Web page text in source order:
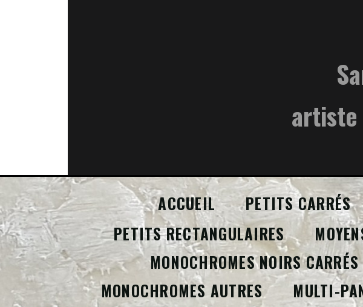
ACCUEIL PETITS CARRÉS
PETITS RECTANGULAIRES
MONOCHROMES NOIRS CARRÉS
MONOCHROMES AUTRES
MULTI-